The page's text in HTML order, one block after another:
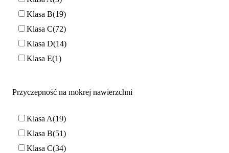
Klasa B 19
Klasa C 72
Klasa D 14
Klasa E 1
Przyczepność na mokrej nawierzchni
Klasa A 19
Klasa B 51
Klasa C 34